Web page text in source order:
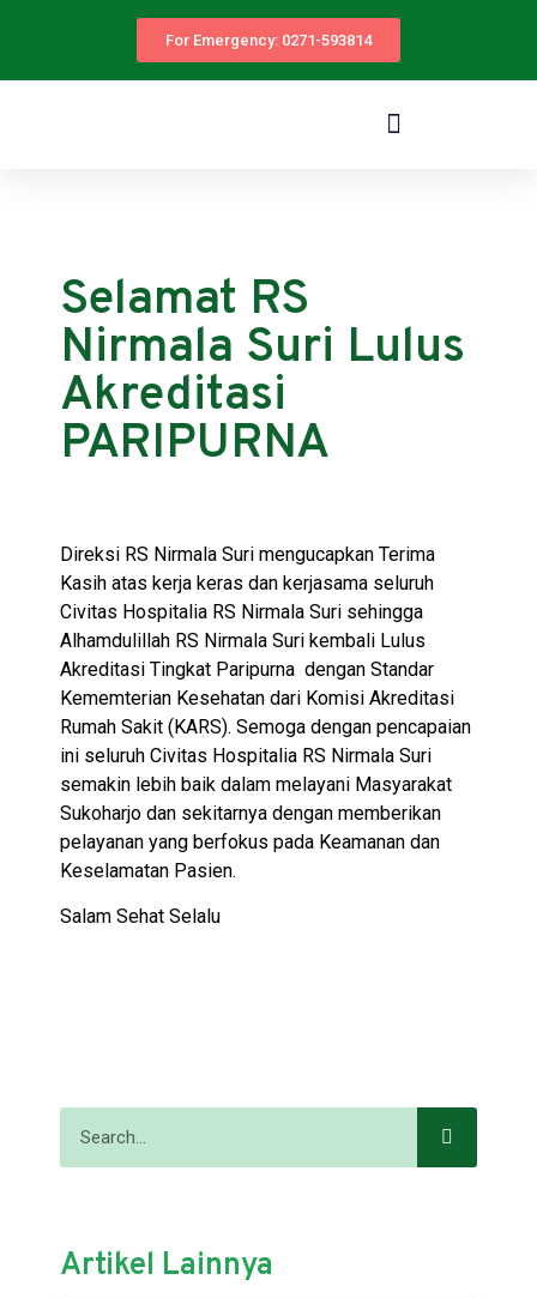
For Emergency: 0271-593814
Selamat RS
Nirmala Suri Lulus
Akreditasi
PARIPURNA
Direksi RS Nirmala Suri mengucapkan Terima
Kasih atas kerja keras dan kerjasama seluruh
Civitas Hospitalia RS Nirmala Suri sehingga
Alhamdulillah RS Nirmala Suri kembali Lulus
Akreditasi Tingkat Paripurna dengan Standar
Kememterian Kesehatan dari Komisi Akreditasi
Rumah Sakit (KARS). Semoga dengan pencapaian
ini seluruh Civitas Hospitalia RS Nirmala Suri
semakin lebih baik dalam melayani Masyarakat
Sukoharjo dan sekitarnya dengan memberikan
pelayanan yang berfokus pada Keamanan dan
Keselamatan Pasien.
Salam Sehat Selalu
Artikel Lainnya